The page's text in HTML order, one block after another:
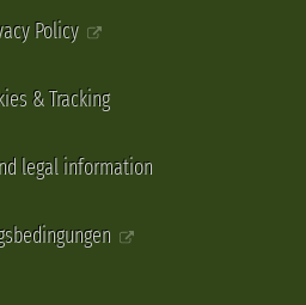
Policy
& Tracking
legal information